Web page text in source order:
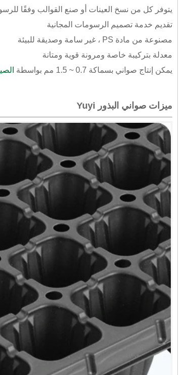
يتوفر كل من نسخ العينات أو صنع القوالب وفقًا
تقديم خدمة تصميم الرسومات المجانية
مصنوعة من مادة PS ، غير سامة وصديقة للبيئة
معدلة بتركيبة خاصة ومرونة قوية ومتانة
يمكن إنتاج صواني بسماكة 0.7 ~ 1.5 مم بواسطة
ميزات صواني البذور Yuyi